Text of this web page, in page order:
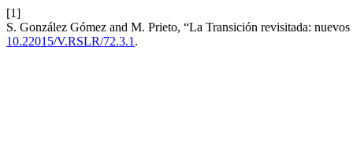
[1]
S. González Gómez and M. Prieto, “La Transición revisitada:
10.22015/V.RSLR/72.3.1 .